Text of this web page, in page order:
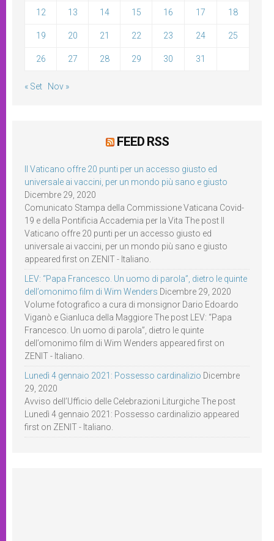
12 13 14 15 16 17 18
19 20 21 22 23 24 25
26 27 28 29 30 31
« Set Nov »
FEED RSS
Il Vaticano offre 20 punti per un accesso giusto ed
universale ai vaccini, per un mondo più sano e giusto
Dicembre 29, 2020
Comunicato Stampa della Commissione Vaticana Covid-
19 e della Pontificia Accademia per la Vita The post Il
Vaticano offre 20 punti per un accesso giusto ed
universale ai vaccini, per un mondo più sano e giusto
appeared first on ZENIT - Italiano.
LEV: “Papa Francesco. Un uomo di parola”, dietro le quinte
dell’omonimo film di Wim Wenders Dicembre 29, 2020
Volume fotografico a cura di monsignor Dario Edoardo
Viganò e Gianluca della Maggiore The post LEV: “Papa
Francesco. Un uomo di parola”, dietro le quinte
dell’omonimo film di Wim Wenders appeared first on
ZENIT - Italiano.
Lunedì 4 gennaio 2021: Possesso cardinalizio Dicembre
29, 2020
Avviso dell’Ufficio delle Celebrazioni Liturgiche The post
Lunedì 4 gennaio 2021: Possesso cardinalizio appeared
first on ZENIT - Italiano.